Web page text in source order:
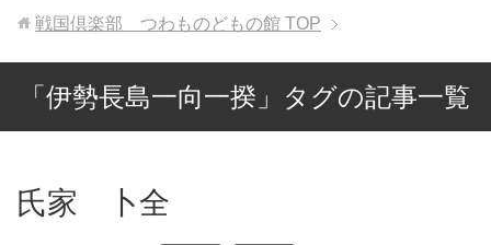
戦国倶楽部 つわものどもの館 TOP
「伊勢長島一向一揆」タグの記事一覧
氏家 卜全